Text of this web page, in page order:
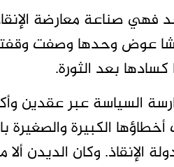
فهي صناعة معارضة
(كانون الأول) 2018. فرشا عوض
بعد الثورة.
السياسة عبر عقدين
الكبيرة والصغيرة
الإنقاذ. وكان الديدن